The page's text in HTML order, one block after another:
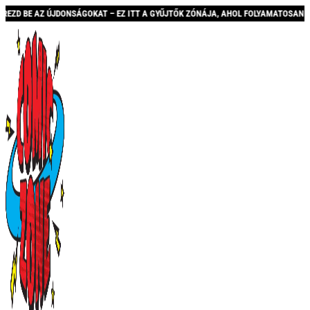
– EZ ITT A GYŰJTŐK ZÓNÁJA, AHOL FOLYAMATOSAN BŐVÜLŐ